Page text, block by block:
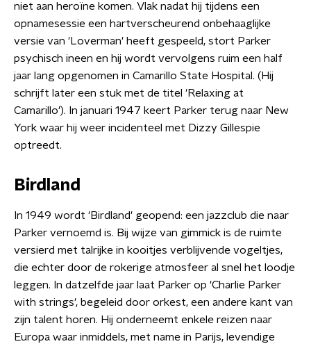
niet aan heroïne komen. Vlak nadat hij tijdens een
opnamesessie een hartverscheurend onbehaaglijke
versie van 'Loverman' heeft gespeeld, stort Parker
psychisch ineen en hij wordt vervolgens ruim een half
jaar lang opgenomen in Camarillo State Hospital. (Hij
schrijft later een stuk met de titel 'Relaxing at
Camarillo'). In januari 1947 keert Parker terug naar New
York waar hij weer incidenteel met Dizzy Gillespie
optreedt.
Birdland
In 1949 wordt 'Birdland' geopend: een jazzclub die naar
Parker vernoemd is. Bij wijze van gimmick is de ruimte
versierd met talrijke in kooitjes verblijvende vogeltjes,
die echter door de rokerige atmosfeer al snel het loodje
leggen. In datzelfde jaar laat Parker op 'Charlie Parker
with strings', begeleid door orkest, een andere kant van
zijn talent horen. Hij onderneemt enkele reizen naar
Europa waar inmiddels, met name in Parijs, levendige